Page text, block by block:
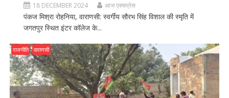
18 DECEMBER 2024 आज एक्सप्रेस
पंकज मिश्रा रोहनिया, वाराणसी: स्वर्गीय सौरभ सिंह विशाल की स्मृति में
जगतपुर स्थित इंटर कॉलेज के...
राजनीति वाराणसी